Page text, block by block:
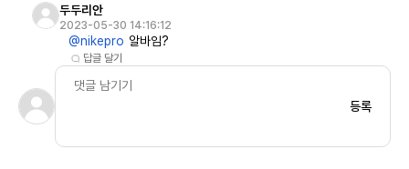
두두리안
2023-05-30 14:16:12
@nikepro 알바임?
답글 달기
등록